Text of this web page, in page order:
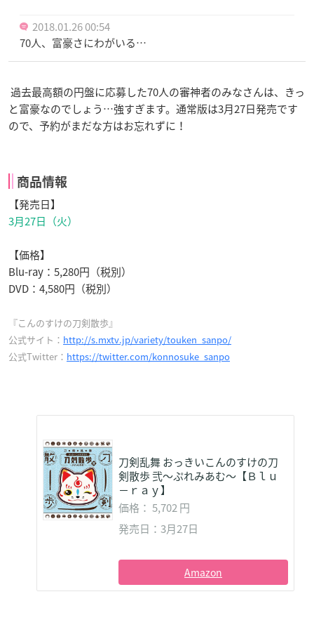
2018.01.26 00:54
70人、富豪さにわがいる…
過去最高額の円盤に応募した70人の審神者のみなさんは、きっ
と富豪なのでしょう…強すぎます。通常版は3月27日発売です
ので、予約がまだな方はお忘れずに！
商品情報
【発売日】
3月27日（火）
【価格】
Blu-ray：5,280円（税別）
DVD：4,580円（税別）
『こんのすけの刀剣散歩』
公式サイト： http://s.mxtv.jp/variety/touken_sanpo/
公式Twitter： https://twitter.com/konnosuke_sanpo
刀剣乱舞 おっきいこんのすけの刀
剣散歩 弐～ぷれみあむ～【Ｂｌｕ
－ｒａｙ】
価格： 5,702 円
発売日：3月27日
Amazon